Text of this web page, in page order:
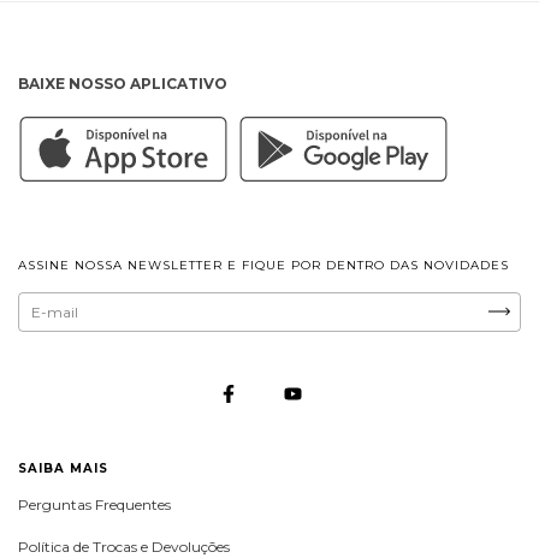
BAIXE NOSSO APLICATIVO
ASSINE NOSSA NEWSLETTER E FIQUE POR DENTRO DAS NOVIDADES
SAIBA MAIS
Perguntas Frequentes
Política de Trocas e Devoluções